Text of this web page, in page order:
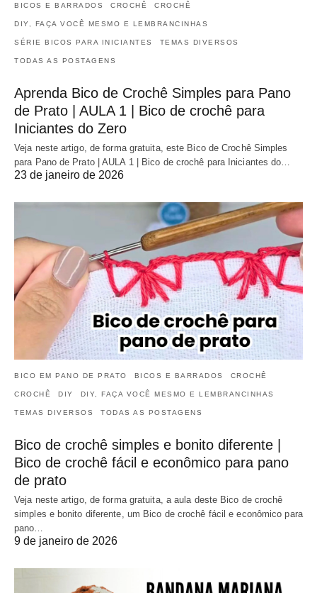
BICOS E BARRADOS CROCHÊ CROCHÊ
DIY, FAÇA VOCÊ MESMO E LEMBRANCINHAS
SÉRIE BICOS PARA INICIANTES TEMAS DIVERSOS
TODAS AS POSTAGENS
Aprenda Bico de Crochê Simples para Pano
de Prato | AULA 1 | Bico de crochê para
Iniciantes do Zero
Veja neste artigo, de forma gratuita, este Bico de Crochê Simples
para Pano de Prato | AULA 1 | Bico de crochê para Iniciantes do…
23 de janeiro de 2026
BICO EM PANO DE PRATO BICOS E BARRADOS CROCHÊ
CROCHÊ DIY DIY, FAÇA VOCÊ MESMO E LEMBRANCINHAS
TEMAS DIVERSOS TODAS AS POSTAGENS
Bico de crochê simples e bonito diferente |
Bico de crochê fácil e econômico para pano
de prato
Veja neste artigo, de forma gratuita, a aula deste Bico de crochê
simples e bonito diferente, um Bico de crochê fácil e econômico para
pano…
9 de janeiro de 2026